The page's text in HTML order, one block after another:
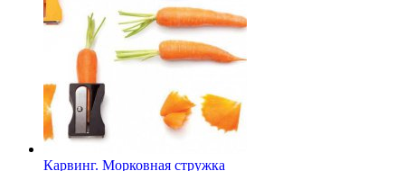
Карвинг. Морковная стружка